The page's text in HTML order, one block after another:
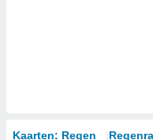
Kaarten: Regen